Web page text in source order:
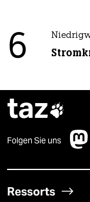
6
taz
Folgen Sie uns
Ressorts